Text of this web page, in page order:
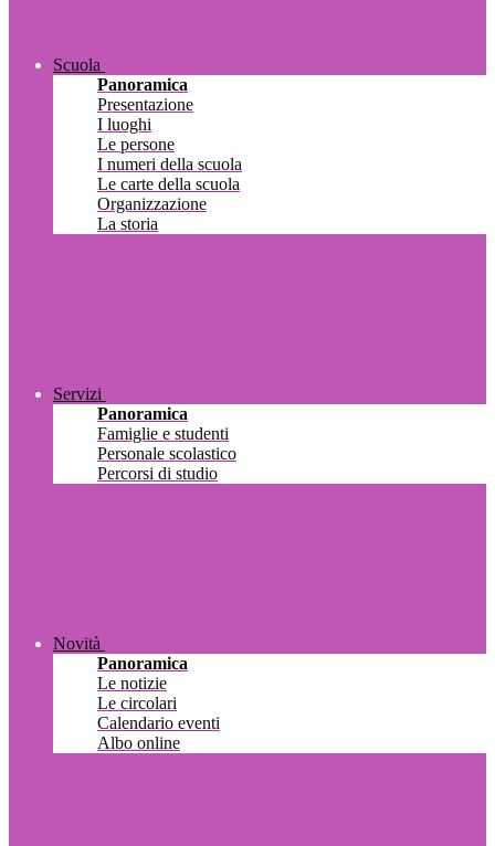
Scuola
Panoramica
Presentazione
I luoghi
Le persone
I numeri della scuola
Le carte della scuola
Organizzazione
La storia
Servizi
Panoramica
Famiglie e studenti
Personale scolastico
Percorsi di studio
Novità
Panoramica
Le notizie
Le circolari
Calendario eventi
Albo online